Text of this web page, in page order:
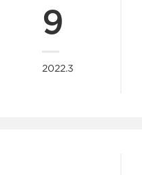
9
2022.3